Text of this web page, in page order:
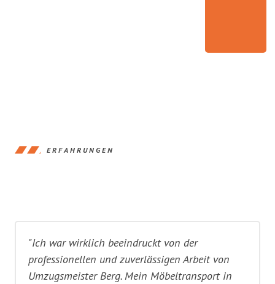
ERFAHRUNGEN
"Ich war wirklich beeindruckt von der
professionellen und zuverlässigen Arbeit von
Umzugsmeister Berg. Mein Möbeltransport in